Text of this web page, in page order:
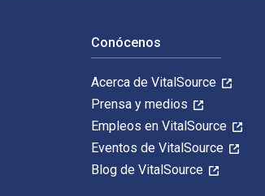
Conócenos
Acerca de VitalSource
Prensa y medios
Empleos en VitalSource
Eventos de VitalSource
Blog de VitalSource